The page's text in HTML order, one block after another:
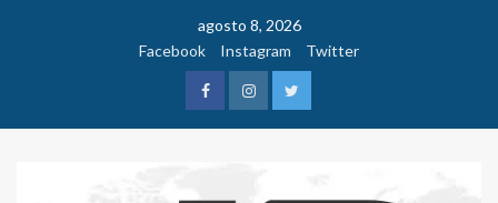
agosto 8, 2026
Facebook
Instagram Twitter
FacebookInstagramTwitter